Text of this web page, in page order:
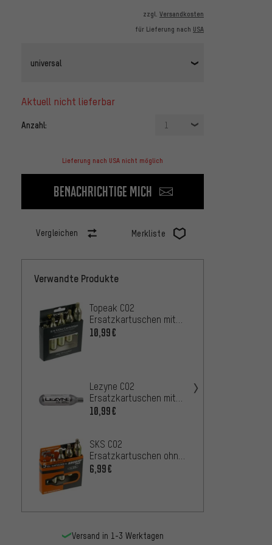
zzgl. Versandkosten
für Lieferung nach USA
universal
aktuell nicht lieferbar
Anzahl: 1
Lieferung nach USA nicht möglich
Benachrichtige mich
Vergleichen Merkliste
Verwandte Produkte
Topeak CO2
Ersatzkartuschen mit
Gewinde 5er Set
10,99€
Lezyne CO2
Ersatzkartuschen mit
Gewinde 16 g - 5 Stück
10,99€
SKS CO2
Ersatzkartuschen ohne
Gewinde 16 g - 5 Stück
6,99€
Versand in 1-3 Werktagen